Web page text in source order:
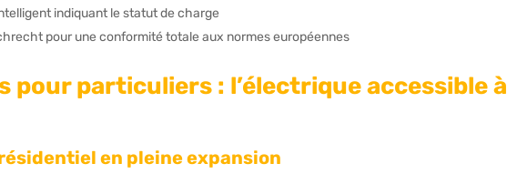
indiquant le statut de charge
pour une conformité totale aux normes européennes
pour particuliers : l’électrique accessible à
en pleine expansion